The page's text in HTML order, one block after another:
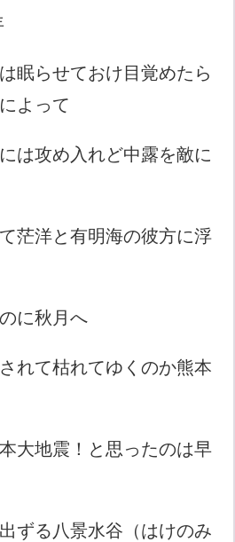
眠らせておけ目覚めたら
よって
は攻め入れど中露を敵に
茫洋と有明海の彼方に浮
に秋月へ
れて枯れてゆくのか熊本
大地震！と思ったのは早
ずる八景水谷（はけのみ